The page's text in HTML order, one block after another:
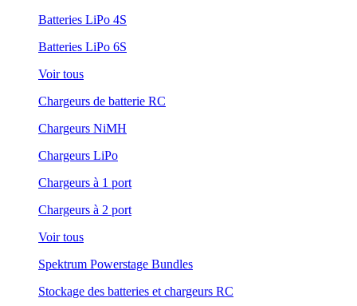
Batteries LiPo 4S
Batteries LiPo 6S
Voir tous
Chargeurs de batterie RC
Chargeurs NiMH
Chargeurs LiPo
Chargeurs à 1 port
Chargeurs à 2 port
Voir tous
Spektrum Powerstage Bundles
Stockage des batteries et chargeurs RC